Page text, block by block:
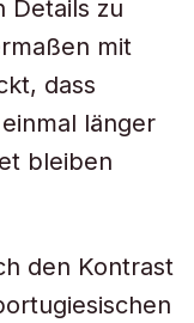
Details zu
mit
dass
länger
bleiben
den Kontrast